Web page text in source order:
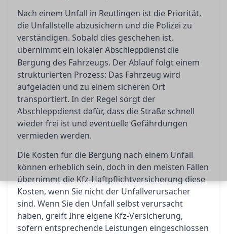
Nach einem Unfall in Reutlingen ist die Priorität,
die Unfallstelle abzusichern und die Polizei zu
verständigen. Sobald dies geschehen ist,
übernimmt ein lokaler Abschleppdienstdie
Bergung des Fahrzeugs. Der Ablauf folgt einem
strukturierten Prozess: Das Fahrzeug wird
aufgeladen und zu einem sicheren Ort
transportiert. In der Regel sorgt der
Abschleppdienst dafür, dass die Straße schnell
wieder frei ist und eventuelle Gefährdungen
vermieden werden.
Die Kosten für die Bergung nach einem Unfall
können erheblich sein, doch in den meisten Fällen
übernimmt die Kfz-Haftpflichtversicherung diese
Kosten, wenn Sie nicht der Unfallverursacher
sind. Wenn Sie den Unfall selbst verursacht
haben, greift Ihre eigene Kfz-Versicherung,
sofern entsprechende Leistungen eingeschlossen